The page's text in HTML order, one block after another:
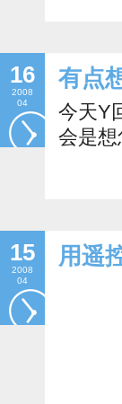
16
2008
04
有点
今天Y
会是
15
2008
04
用遥